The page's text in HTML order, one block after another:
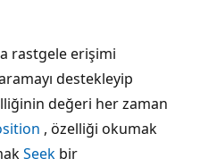
rastgele erişimi
destekleyip
değeri her zaman
, özelliği okumak
Seek bir